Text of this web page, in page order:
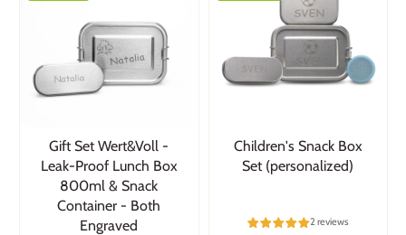
Gift Set Wert&Voll -
Leak-Proof Lunch Box
800ml & Snack
Container - Both
Engraved
Children's Snack Box
Set (personalized)
2 reviews